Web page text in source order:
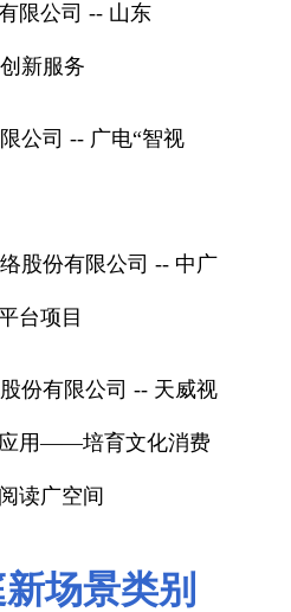
限公司 -- 山东
新服务
公司 -- 广电“智视
股份有限公司 -- 中广
台项目
份有限公司 -- 天威视
用——培育文化消费
读广空间
场景类别